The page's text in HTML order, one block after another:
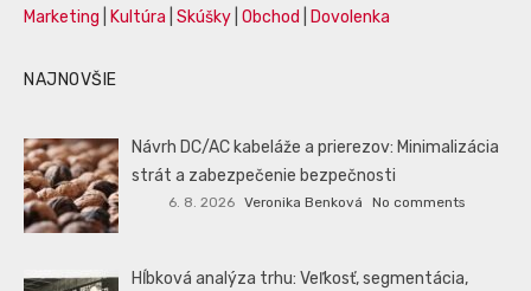
Marketing
Kultúra Skúšky Obchod Dovolenka
NAJNOVŠIE
Návrh DC/AC kabeláže a prierezov: Minimalizácia
strát a zabezpečenie bezpečnosti
6. 8. 2026 Veronika Benková No comments
Hĺbková analýza trhu: Veľkosť, segmentácia,